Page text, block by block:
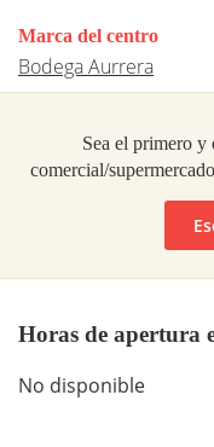
Marca del centro
Bodega Aurrera
Sea el primero y
comercial/
Horas de apertura
No disponible